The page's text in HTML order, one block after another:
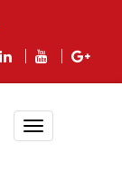
Toggle